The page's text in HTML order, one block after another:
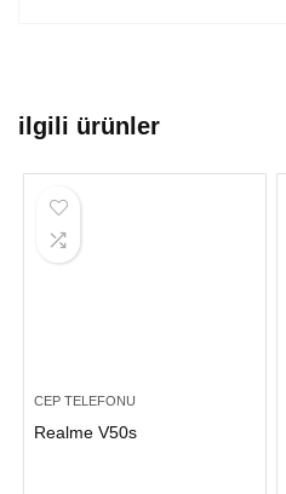
ilgili ürünler
CEP TELEFONU
Realme V50s